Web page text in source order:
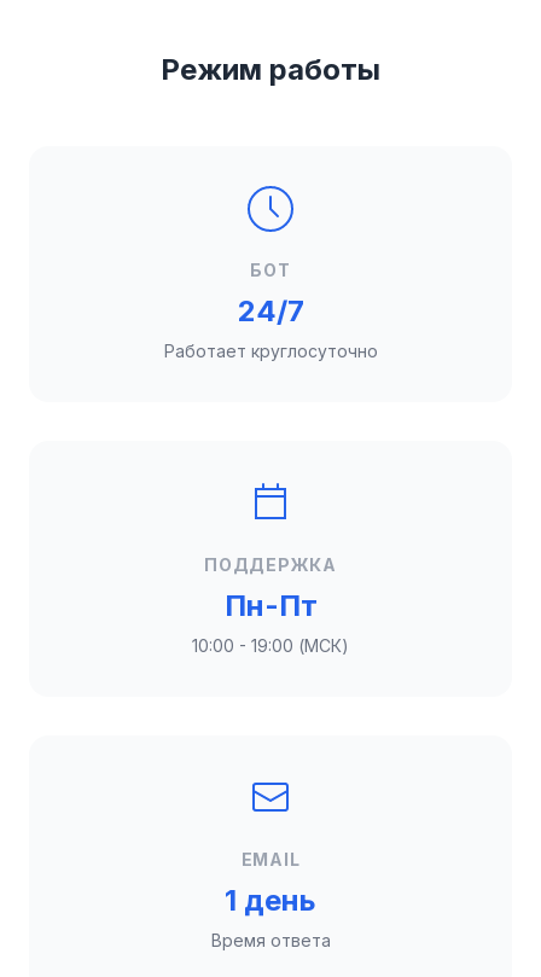
Режим работы
БОТ
24/7
Работает круглосуточно
ПОДДЕРЖКА
Пн-Пт
10:00 - 19:00 (МСК)
EMAIL
1 день
Время ответа